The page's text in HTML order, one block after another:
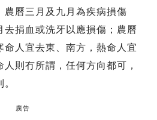
農曆三月及九月為疾病損傷
去捐血或洗牙以應損傷；農曆
命人宜去東、南方，熱命人宜
則冇所謂，任何方向都可，
廣告